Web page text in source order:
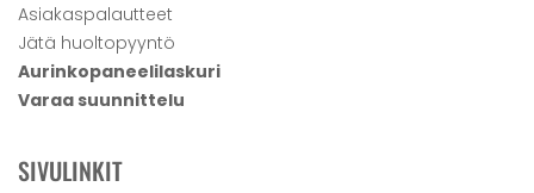
Asiakaspalautteet
Jätä huoltopyyntö
Aurinkopaneelilaskuri
Varaa suunnittelu
SIVULINKIT